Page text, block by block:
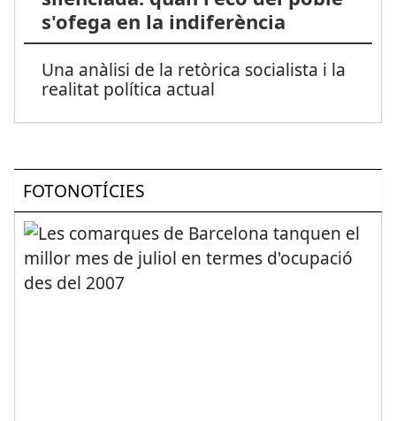
s'ofega en la indiferència
Una anàlisi de la retòrica socialista i la
realitat política actual
FOTONOTÍCIES